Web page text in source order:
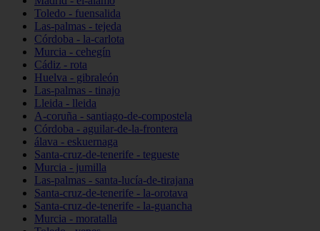
Toledo - fuensalida
Las-palmas - tejeda
Córdoba - la-carlota
Murcia - cehegín
Cádiz - rota
Huelva - gibraleón
Las-palmas - tinajo
Lleida - lleida
A-coruña - santiago-de-compostela
Córdoba - aguilar-de-la-frontera
álava - eskuernaga
Santa-cruz-de-tenerife - tegueste
Murcia - jumilla
Las-palmas - santa-lucía-de-tirajana
Santa-cruz-de-tenerife - la-orotava
Santa-cruz-de-tenerife - la-guancha
Murcia - moratalla